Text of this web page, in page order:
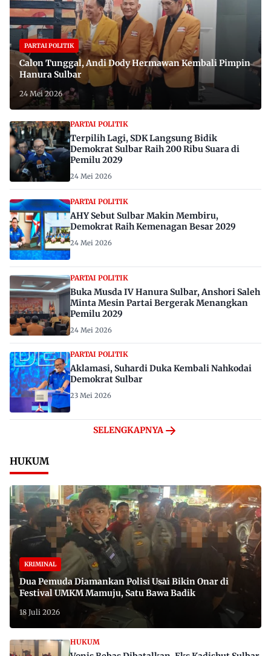
PARTAI POLITIK
Calon Tunggal, Andi Dody Hermawan Kembali Pimpin
Hanura Sulbar
24 Mei 2026
PARTAI POLITIK
Terpilih Lagi, SDK Langsung Bidik
Demokrat Sulbar Raih 200 Ribu Suara di
Pemilu 2029
24 Mei 2026
PARTAI POLITIK
AHY Sebut Sulbar Makin Membiru,
Demokrat Raih Kemenagan Besar 2029
24 Mei 2026
PARTAI POLITIK
Buka Musda IV Hanura Sulbar, Anshori Saleh
Minta Mesin Partai Bergerak Menangkan
Pemilu 2029
24 Mei 2026
PARTAI POLITIK
Aklamasi, Suhardi Duka Kembali Nahkodai
Demokrat Sulbar
23 Mei 2026
SELENGKAPNYA
HUKUM
KRIMINAL
Dua Pemuda Diamankan Polisi Usai Bikin Onar di
Festival UMKM Mamuju, Satu Bawa Badik
18 Juli 2026
HUKUM